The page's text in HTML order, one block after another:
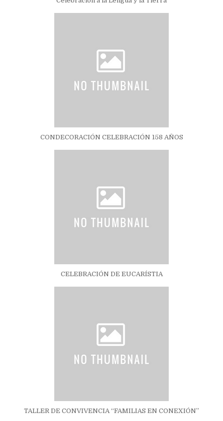
CONDECORACIÓN CELEBRACIÓN 158 AÑOS
CELEBRACIÓN DE EUCARÍSTIA
TALLER DE CONVIVENCIA “FAMILIAS EN CONEXIÓN”